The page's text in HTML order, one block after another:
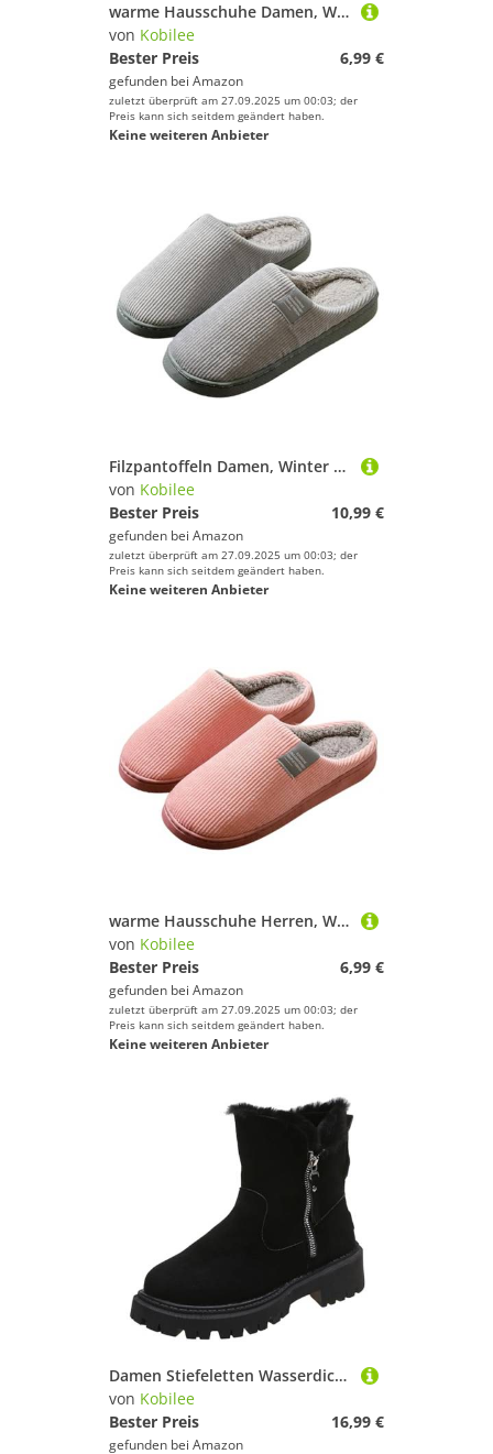
warme Hausschuhe Damen, Winter Plüsch Pantoffeln Herren Warme Filzpantoffeln Unisex Bequeme Flauschige Slippers Indoor Filzhausschuhe Für Frauen Männer 01Pink 38-39/EU
von Kobilee
Bester Preis
6,99 €
gefunden bei Amazon
zuletzt überprüft am 27.09.2025 um 00:03; der
Preis kann sich seitdem geändert haben.
Keine weiteren Anbieter
Filzpantoffeln Damen, Winter Plüsch Pantoffeln rutschfeste Unisex Warm Hausschlappen Filzpantoffeln Frauen Bequeme Slippers 02Grey 38-39/EU
von Kobilee
Bester Preis
10,99 €
gefunden bei Amazon
zuletzt überprüft am 27.09.2025 um 00:03; der
Preis kann sich seitdem geändert haben.
Keine weiteren Anbieter
warme Hausschuhe Herren, Winter Plüsch Pantoffeln Damen Warm Filzpantoffeln Frauen Bequeme Slippers Unisex 02Pink 36-37/EU
von Kobilee
Bester Preis
6,99 €
gefunden bei Amazon
zuletzt überprüft am 27.09.2025 um 00:03; der
Preis kann sich seitdem geändert haben.
Keine weiteren Anbieter
Damen Stiefeletten Wasserdicht Warm Gefütterte Schneestiefel Winterschuhe Kurzschaft Stiefeletten Damen Schwarz 43/EU
von Kobilee
Bester Preis
16,99 €
gefunden bei Amazon